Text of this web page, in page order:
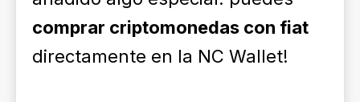
comprar criptomonedas con fiat
directamente en la NC Wallet!